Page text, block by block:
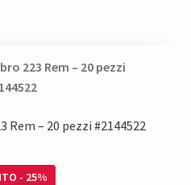
Rem – 20 pezzi #2144522
- 25%